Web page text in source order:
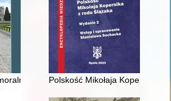
synów szlacheckich w XVI-
Polskość Mikołaja Kopernika z